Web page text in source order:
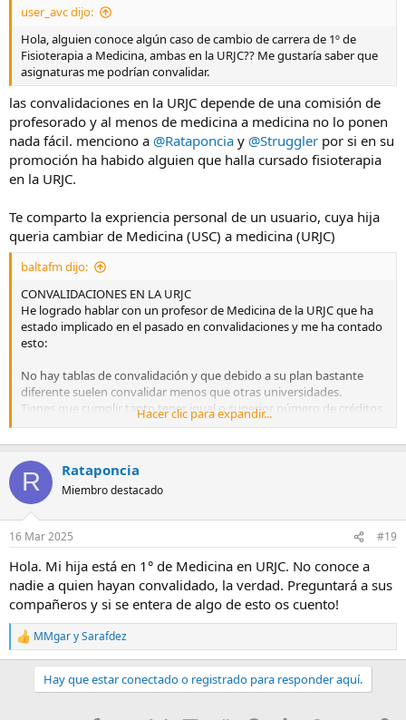
user_avc dijo:
Hola, alguien conoce algún caso de cambio de carrera de 1º de
Fisioterapia a Medicina, ambas en la URJC?? Me gustaría saber que
asignaturas me podrían convalidar.
las convalidaciones en la URJC depende de una comisión de
profesorado y al menos de medicina a medicina no lo ponen
nada fácil. menciono a @Rataponcia y @Struggler por si en su
promoción ha habido alguien que halla cursado fisioterapia
en la URJC.
Te comparto la expriencia personal de un usuario, cuya hija
queria cambiar de Medicina (USC) a medicina (URJC)
baltafm dijo:
CONVALIDACIONES EN LA URJC
He logrado hablar con un profesor de Medicina de la URJC que ha
estado implicado en el pasado en convalidaciones y me ha contado
esto:
No hay tablas de convalidación y que debido a su plan bastante
diferente suelen convalidar menos que otras universidades.
Tienes que cumplir tanto tener igual o superior número de créditos
como que se cubran "adecuadamente" todos los contenidos de la
asignatura equivalente de la URJC y parece que no son muy
flexibles.
Y todo eso lo juzga una comisión de convalidaciones con posible
opinión de los profesores de la asignatura (y parece que hay
algunos profes "talibanes" que no están muy por facilitar el
proceso).
entre tus asignaturas aprobadas y las de la URJC y justificarlas bien
para que las tengan en cuenta.
Mi hija actualmente descarta venirse de Santiago por que parece
que tendría que repetir una gran parte de primero (mientras que en
la Autónoma le convalidarían 27 créditos y le darían 6 créditos mas
de libre elección por tener un C1 de inglés).
Hacer clic para expandir...
R Rataponcia
Miembro destacado
16 Mar 2025 #19
Hola. Mi hija está en 1° de Medicina en URJC. No conoce a
nadie a quien hayan convalidado, la verdad. Preguntará a sus
compañeros y si se entera de algo de esto os cuento!
R
e
MMgarySarafdez
Hay que estar conectado o registrado para responder aquí.